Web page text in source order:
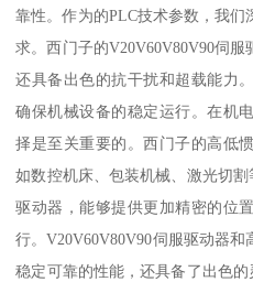
靠性。作为的PLC技术参数，我
求。西门子的V20V60V80V90伺服
还具备出色的抗干扰和超载能力
确保机械设备的稳定运行。在机
择是至关重要的。西门子的高低
如数控机床、包装机械、激光切
驱动器，能够提供更加精密的位
行。V20V60V80V90伺服驱动器
稳定可靠的性能，还具备了出色